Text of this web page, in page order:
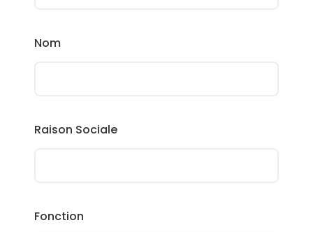
Nom
Raison Sociale
Fonction